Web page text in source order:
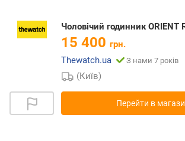
Чоловічий годинник ORIENT
15 400 грн.
Thewatch.ua
З нами 7 років
(Київ)
Перейти в